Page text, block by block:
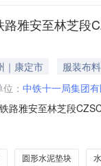
雅安至林芝
｜康定市
服装布料
： 中铁十一局集团
路雅安至林芝段
价采购公告询价编
圆形水泥垫块